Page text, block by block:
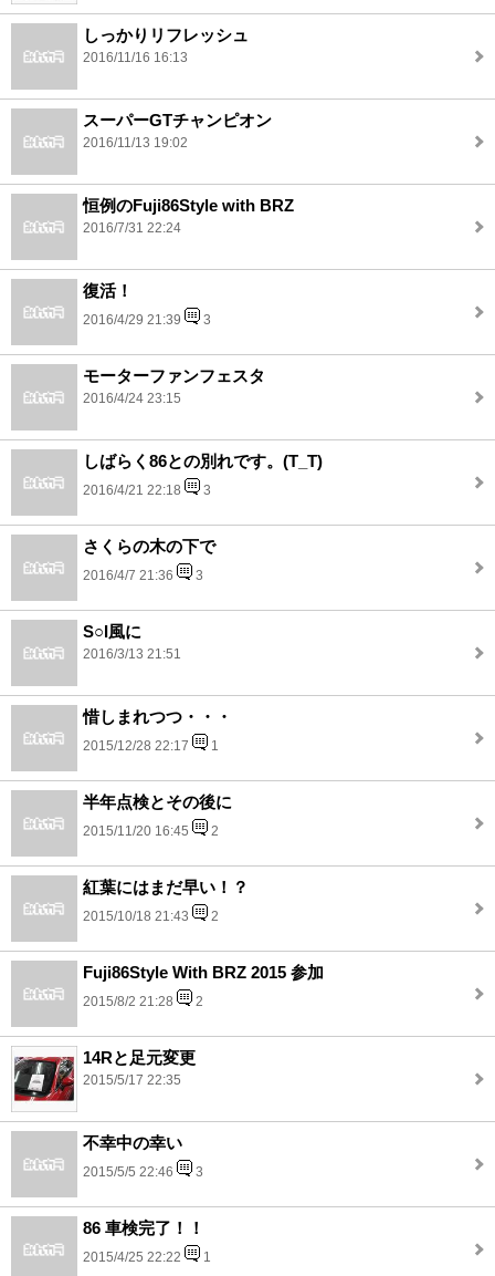
しっかりリフレッシュ
2016/11/16 16:13
スーパーGTチャンピオン
2016/11/13 19:02
恒例のFuji86Style with BRZ
2016/7/31 22:24
復活！
2016/4/29 21:39 3
モーターファンフェスタ
2016/4/24 23:15
しばらく86との別れです。(T_T)
2016/4/21 22:18 3
さくらの木の下で
2016/4/7 21:36 3
S○I風に
2016/3/13 21:51
惜しまれつつ・・・
2015/12/28 22:17 1
半年点検とその後に
2015/11/20 16:45 2
紅葉にはまだ早い！？
2015/10/18 21:43 2
Fuji86Style With BRZ 2015 参加
2015/8/2 21:28 2
14Rと足元変更
2015/5/17 22:35
不幸中の幸い
2015/5/5 22:46 3
86 車検完了！！
2015/4/25 22:22 1